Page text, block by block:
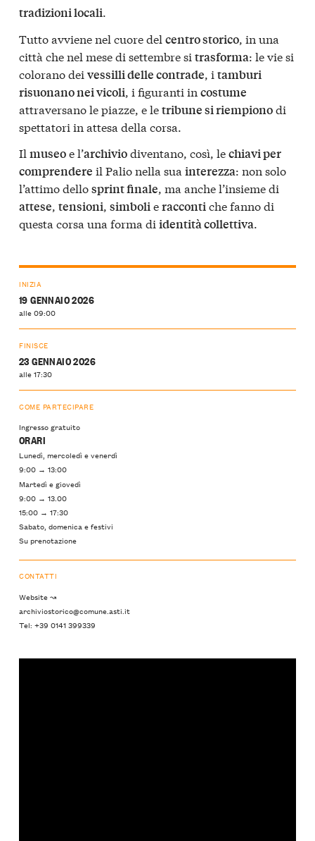
tradizioni locali.
Tutto avviene nel cuore del centro storico, in una
città che nel mese di settembre si trasforma: le vie si
colorano dei vessilli delle contrade, i tamburi
risuonano nei vicoli, i figuranti in costume
attraversano le piazze, e letribune si riempionodi
spettatori in attesa della corsa.
Il museoe l’archiviodiventano, così, lechiavi per
comprendere il Palio nella sua interezza: non solo
l’attimo dellosprint finale, ma anche l’insieme di
attese, tensioni, simbolieraccontiche fanno di
questa corsa una forma di identità collettiva.
INIZIA
19 GENNAIO 2026
alle 09:00
FINISCE
23 GENNAIO 2026
alle 17:30
COME PARTECIPARE
Ingresso gratuito
ORARI
Lunedì, mercoledì e venerdì
9:00 → 13:00
Martedì e giovedì
9:00 → 13.00
15:00 → 17:30
Sabato, domenica e festivi
Su prenotazione
CONTATTI
Website ↝
archiviostorico@comune.asti.it
Tel: +39 0141 399339